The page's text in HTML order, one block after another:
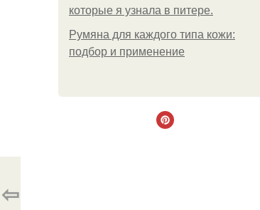
которые я узнала в питере.
Румяна для каждого типа кожи:
подбор и применение
⇦